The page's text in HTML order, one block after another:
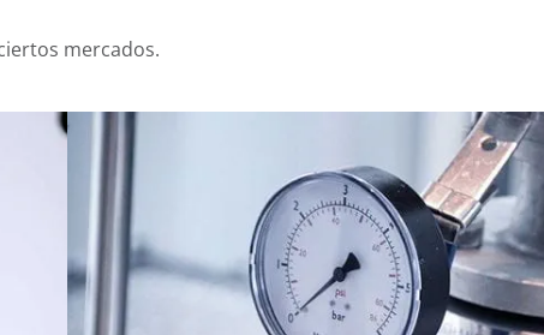
mercados.